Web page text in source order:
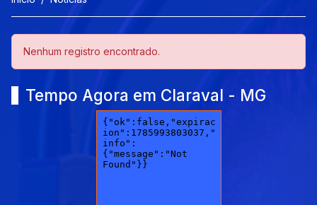
Nenhum registro encontrado.
Tempo Agora em Claraval - MG